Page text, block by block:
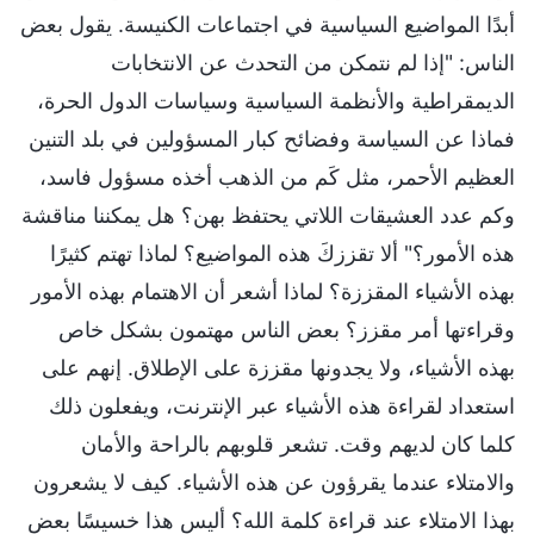
أبدًا المواضيع السياسية في اجتماعات الكنيسة. يقول بعض
الناس: "إذا لم نتمكن من التحدث عن الانتخابات
الديمقراطية والأنظمة السياسية وسياسات الدول الحرة،
فماذا عن السياسة وفضائح كبار المسؤولين في بلد التنين
العظيم الأحمر، مثل كَم من الذهب أخذه مسؤول فاسد،
وكم عدد العشيقات اللاتي يحتفظ بهن؟ هل يمكننا مناقشة
هذه الأمور؟" ألا تقززكَ هذه المواضيع؟ لماذا تهتم كثيرًا
بهذه الأشياء المقززة؟ لماذا أشعر أن الاهتمام بهذه الأمور
وقراءتها أمر مقزز؟ بعض الناس مهتمون بشكل خاص
بهذه الأشياء، ولا يجدونها مقززة على الإطلاق. إنهم على
استعداد لقراءة هذه الأشياء عبر الإنترنت، ويفعلون ذلك
كلما كان لديهم وقت. تشعر قلوبهم بالراحة والأمان
والامتلاء عندما يقرؤون عن هذه الأشياء. كيف لا يشعرون
بهذا الامتلاء عند قراءة كلمة الله؟ أليس هذا خسيسًا بعض